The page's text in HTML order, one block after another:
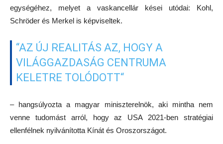
egységéhez, melyet a vaskancellár kései utódai: Kohl,
Schröder és Merkel is képviseltek.
“AZ ÚJ REALITÁS AZ, HOGY A
VILÁGGAZDASÁG CENTRUMA
KELETRE TOLÓDOTT“
– hangsúlyozta a magyar miniszterelnök, aki mintha nem
venne tudomást arról, hogy az USA 2021-ben stratégiai
ellenfélnek nyilvánította Kínát és Oroszországot.